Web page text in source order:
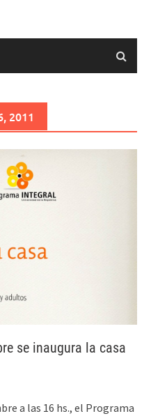
2011
se inaugura la casa
a las 16 hs., el Programa